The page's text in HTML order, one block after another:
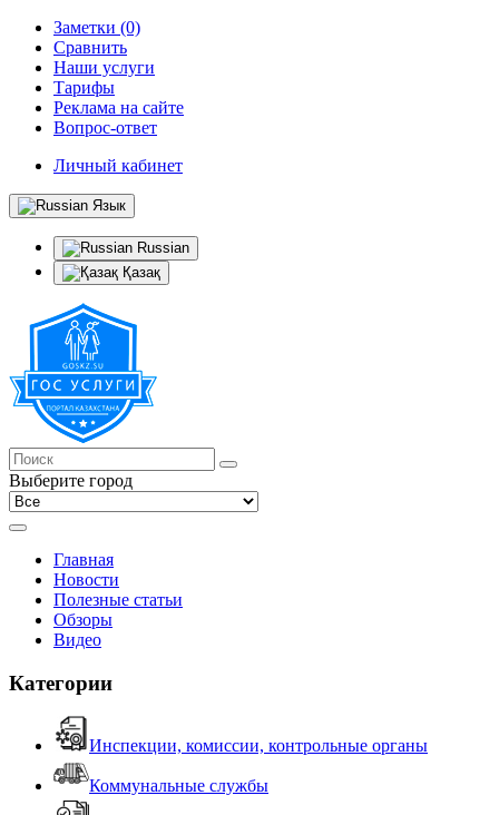
Заметки (0)
Сравнить
Наши услуги
Тарифы
Реклама на сайте
Вопрос-ответ
Личный кабинет
Язык
Russian
Қазақ
Выберите город
Главная
Новости
Полезные статьи
Обзоры
Видео
Категории
Инспекции, комиссии, контрольные органы
Коммунальные службы